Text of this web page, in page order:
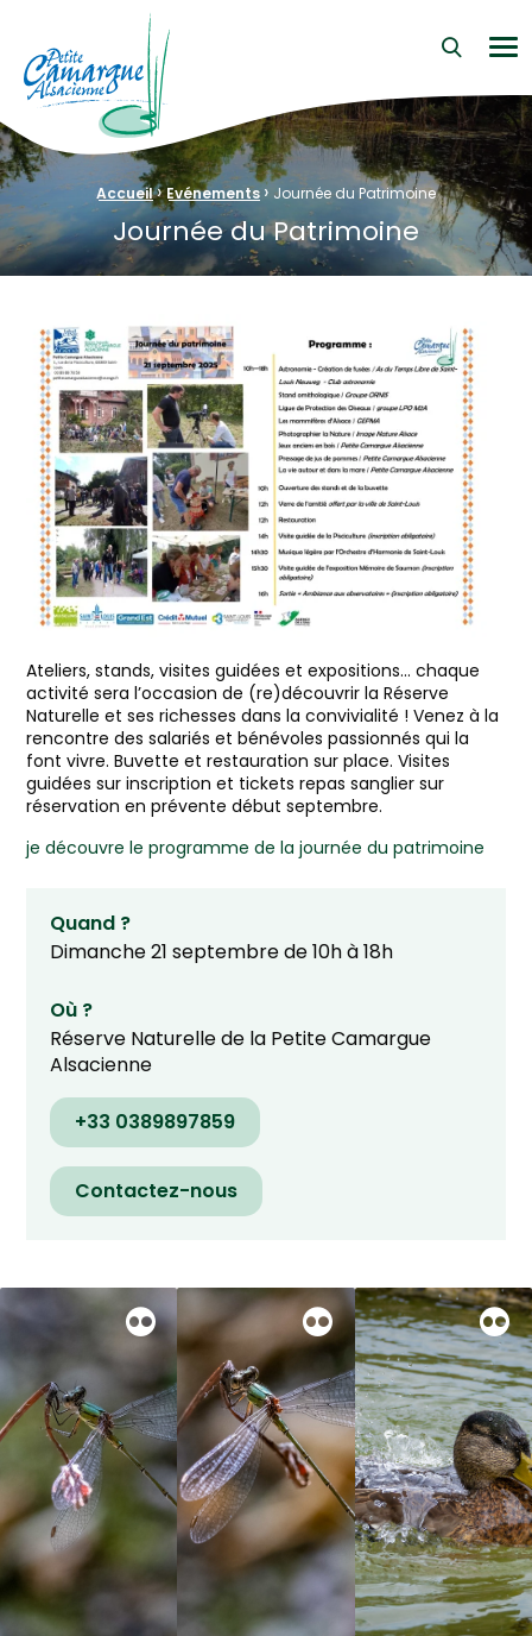
La Petite Camargue Alsacienne Réserve Naturelle au
Fil d'Ariane :Accueil›Evénements› Journée du Patrimoine
Journée du Patrimoine
Ateliers, stands, visites guidées et expositions… chaque
activité sera l’occasion de (re)découvrir la Réserve
Naturelle et ses richesses dans la convivialité ! Venez à la
rencontre des salariés et bénévoles passionnés qui la
font vivre. Buvette et restauration sur place. Visites
guidées sur inscription et tickets repas sanglier sur
réservation en prévente début septembre.
je découvre le programme de la journée du patrimoine
Quand ?
Dimanche 21 septembre de 10h à 18h
Où ?
Réserve Naturelle de la Petite Camargue
Alsacienne
+33 0389897859
Contactez-nous